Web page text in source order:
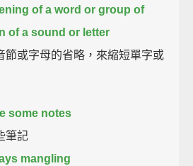
of a word or group of
of a sound or letter
節或字母的省略，來縮短單字或
some notes
筆記
mangling